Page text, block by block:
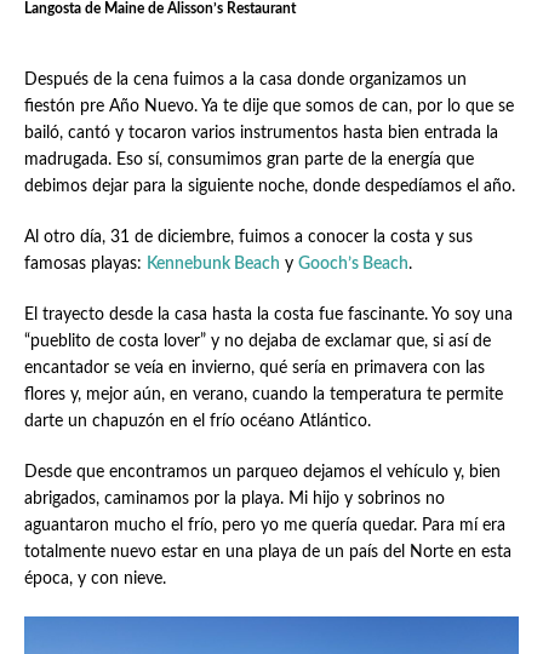
Langosta de Maine de Alisson’s Restaurant
Después de la cena fuimos a la casa donde organizamos un
fiestón pre Año Nuevo. Ya te dije que somos de can, por lo que se
bailó, cantó y tocaron varios instrumentos hasta bien entrada la
madrugada. Eso sí, consumimos gran parte de la energía que
debimos dejar para la siguiente noche, donde despedíamos el año.
Al otro día, 31 de diciembre, fuimos a conocer la costa y sus
famosas playas: Kennebunk Beach y Gooch’s Beach.
El trayecto desde la casa hasta la costa fue fascinante. Yo soy una
“pueblito de costa lover” y no dejaba de exclamar que, si así de
encantador se veía en invierno, qué sería en primavera con las
flores y, mejor aún, en verano, cuando la temperatura te permite
darte un chapuzón en el frío océano Atlántico.
Desde que encontramos un parqueo dejamos el vehículo y, bien
abrigados, caminamos por la playa. Mi hijo y sobrinos no
aguantaron mucho el frío, pero yo me quería quedar. Para mí era
totalmente nuevo estar en una playa de un país del Norte en esta
época, y con nieve.